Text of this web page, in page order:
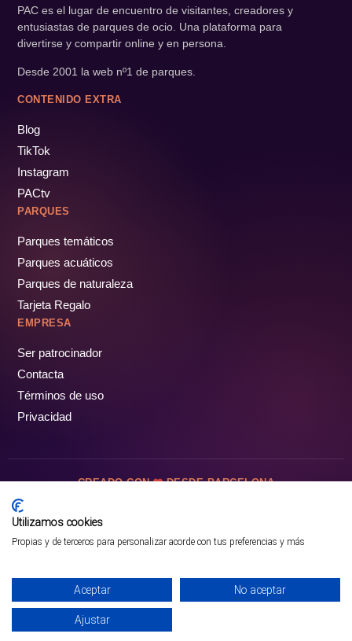
¡PÁSALO!
PAC es el lugar de encuentro de visitantes, creadores y
entusiastas de parques de ocio. Una plataforma para
divertirse y compartir online y en persona.
Desde 2001 la web nº1 de parques.
CONTENIDO EXTRA
Blog
TikTok
Instagram
PACtv
PARQUES
Parques temáticos
Parques acuáticos
Parques de naturaleza
Tarjeta Regalo
EMPRESA
Ser patrocinador
Contacta
Términos de uso
Privacidad
CREADO CON DESDE BARCELONA
Utilizamos cookies
Propias y de terceros para personalizar acorde con tus preferencias y más
Aceptar No aceptar
Ajustar